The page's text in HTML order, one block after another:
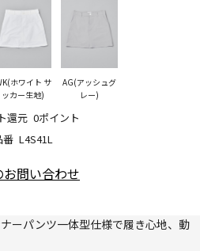
番 L4S41L
還元 0ポイント
ホワイト サ
ッカー生地)
AG(アッシュグ
レー)
お問い合わせ
ーパンツ一体型仕様で履き心地、動